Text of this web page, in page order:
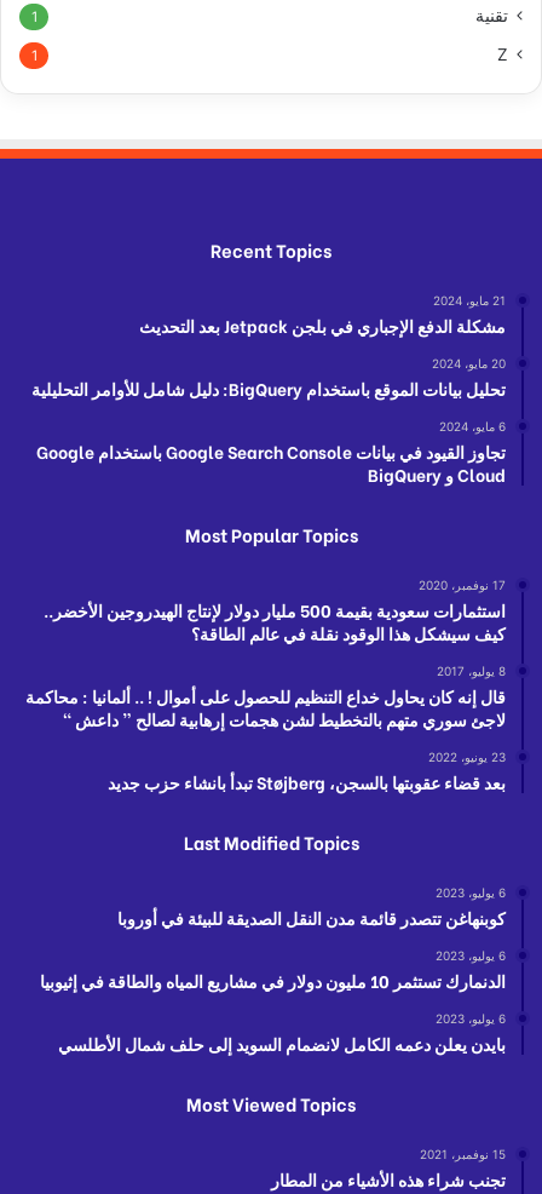
تقنية 1
Z
1
Recent Topics
21 مايو، 2024
مشكلة الدفع الإجباري في بلجن Jetpack بعد التحديث
20 مايو، 2024
تحليل بيانات الموقع باستخدام BigQuery: دليل شامل للأوامر التحليلية
6 مايو، 2024
تجاوز القيود في بيانات Google Search Console باستخدام Google
Cloud و BigQuery
Most Popular Topics
17 نوفمبر، 2020
استثمارات سعودية بقيمة 500 مليار دولار لإنتاج الهيدروجين الأخضر..
كيف سيشكل هذا الوقود نقلة في عالم الطاقة؟
8 يوليو، 2017
قال إنه كان يحاول خداع التنظيم للحصول على أموال ! .. ألمانيا : محاكمة
لاجئ سوري متهم بالتخطيط لشن هجمات إرهابية لصالح ” داعش “
23 يونيو، 2022
بعد قضاء عقوبتها بالسجن، Støjberg تبدأ بانشاء حزب جديد
Last Modified Topics
6 يوليو، 2023
كوبنهاغن تتصدر قائمة مدن النقل الصديقة للبيئة في أوروبا
6 يوليو، 2023
الدنمارك تستثمر 10 مليون دولار في مشاريع المياه والطاقة في إثيوبيا
6 يوليو، 2023
بايدن يعلن دعمه الكامل لانضمام السويد إلى حلف شمال الأطلسي
Most Viewed Topics
15 نوفمبر، 2021
تجنب شراء هذه الأشياء من المطار